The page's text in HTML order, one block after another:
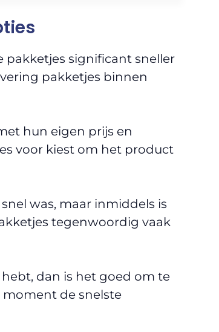
pakketjes significant sneller
pakketjes binnen
hun eigen prijs en
voor kiest om het product
was, maar inmiddels is
tegenwoordig vaak
dan is het goed om te
moment de snelste